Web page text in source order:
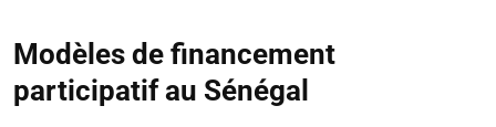
Modèles de financement
participatif au Sénégal